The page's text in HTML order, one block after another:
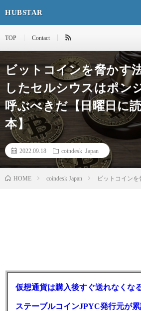
HUBSTAR
TOP Contact
ビットコインを脅かす
したセルシウスはポン
呼ぶべきだ【日曜日に
本】
2022.09.18 coindesk Japan
HOME coindesk Japan ビットコイン